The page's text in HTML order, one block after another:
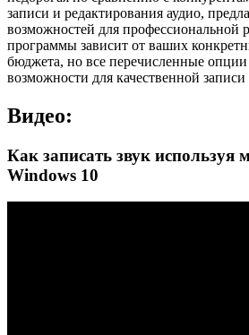
записи и редактирования аудио,
возможностей для профессиональной
программы зависит от ваших
бюджета, но все перечисленные
возможности для качественной
Видео:
Как записать звук используя
Windows 10